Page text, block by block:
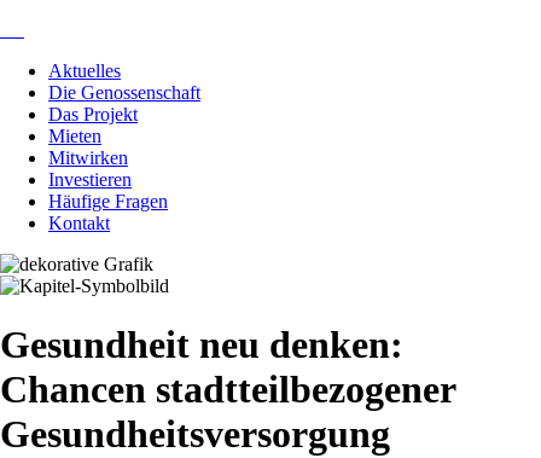
überspringen
Aktuelles
Die Genossenschaft
Das Projekt
Mieten
Mitwirken
Investieren
Häufige Fragen
Kontakt
Gesundheit neu denken:
Chancen stadtteilbezogener
Gesundheitsversorgung